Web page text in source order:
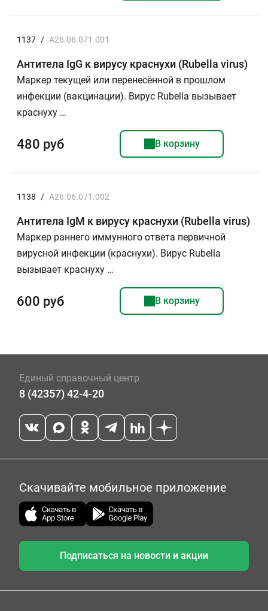
1137 / A26.06.071.001
Антитела IgG к вирусу краснухи (Rubella virus)
Маркер текущей или перенесённой в прошлом
инфекции (вакцинации). Вирус Rubella вызывает
краснуху …
480 руб В корзину
1138 / A26.06.071.002
Антитела IgM к вирусу краснухи (Rubella virus)
Маркер раннего иммунного ответа первичной
вирусной инфекции (краснухи). Вирус Rubella
вызывает краснуху …
600 руб В корзину
Единый справочный центр
8 (42357) 42-4-20
Скачивайте мобильное приложение
Подписаться на новости и акции